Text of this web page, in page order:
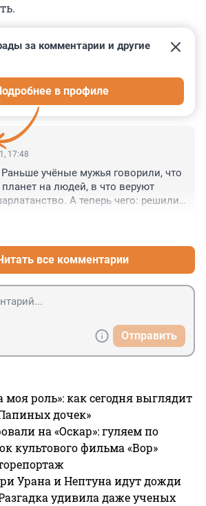
1
за комментарии и другие
в профиле
17:48
учёные мужья говорили, что
на людей, в что веруют
А теперь чего: решили
все комментарии
Отправить
моя роль»: как сегодня выглядит
дочек»
на «Оскар»: гуляем по
культового фильма «Вор»
Урана и Нептуна идут дожди
удивила даже ученых